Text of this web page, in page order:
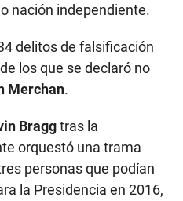
nación independiente.
delitos de falsificación
los que se declaró no
Merchan.
Braggtras la
orquestó una trama
personas que podían
la Presidencia en 2016,